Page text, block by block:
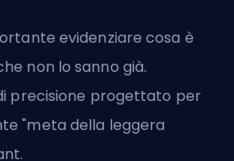
evidenziare cosa è
non lo sanno già.
precisione progettato per
"meta della leggera